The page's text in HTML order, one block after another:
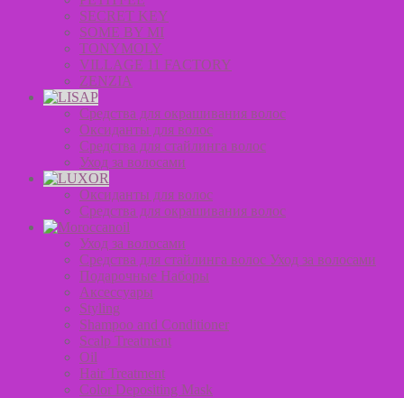
SECRET KEY
SOME BY MI
TONYMOLY
VILLAGE 11 FACTORY
ZENZIA
Средства для окрашивания волос
Оксиданты для волос
Средства для стайлинга волос
Уход за волосами
Оксиданты для волос
Средства для окрашивания волос
Уход за волосами
Средства для стайлинга волос Уход за волосами
Подарочные Наборы
Аксессуары
Styling
Shampoo and Conditioner
Scalp Treatment
Oil
Hair Treatment
Color Depositing Mask